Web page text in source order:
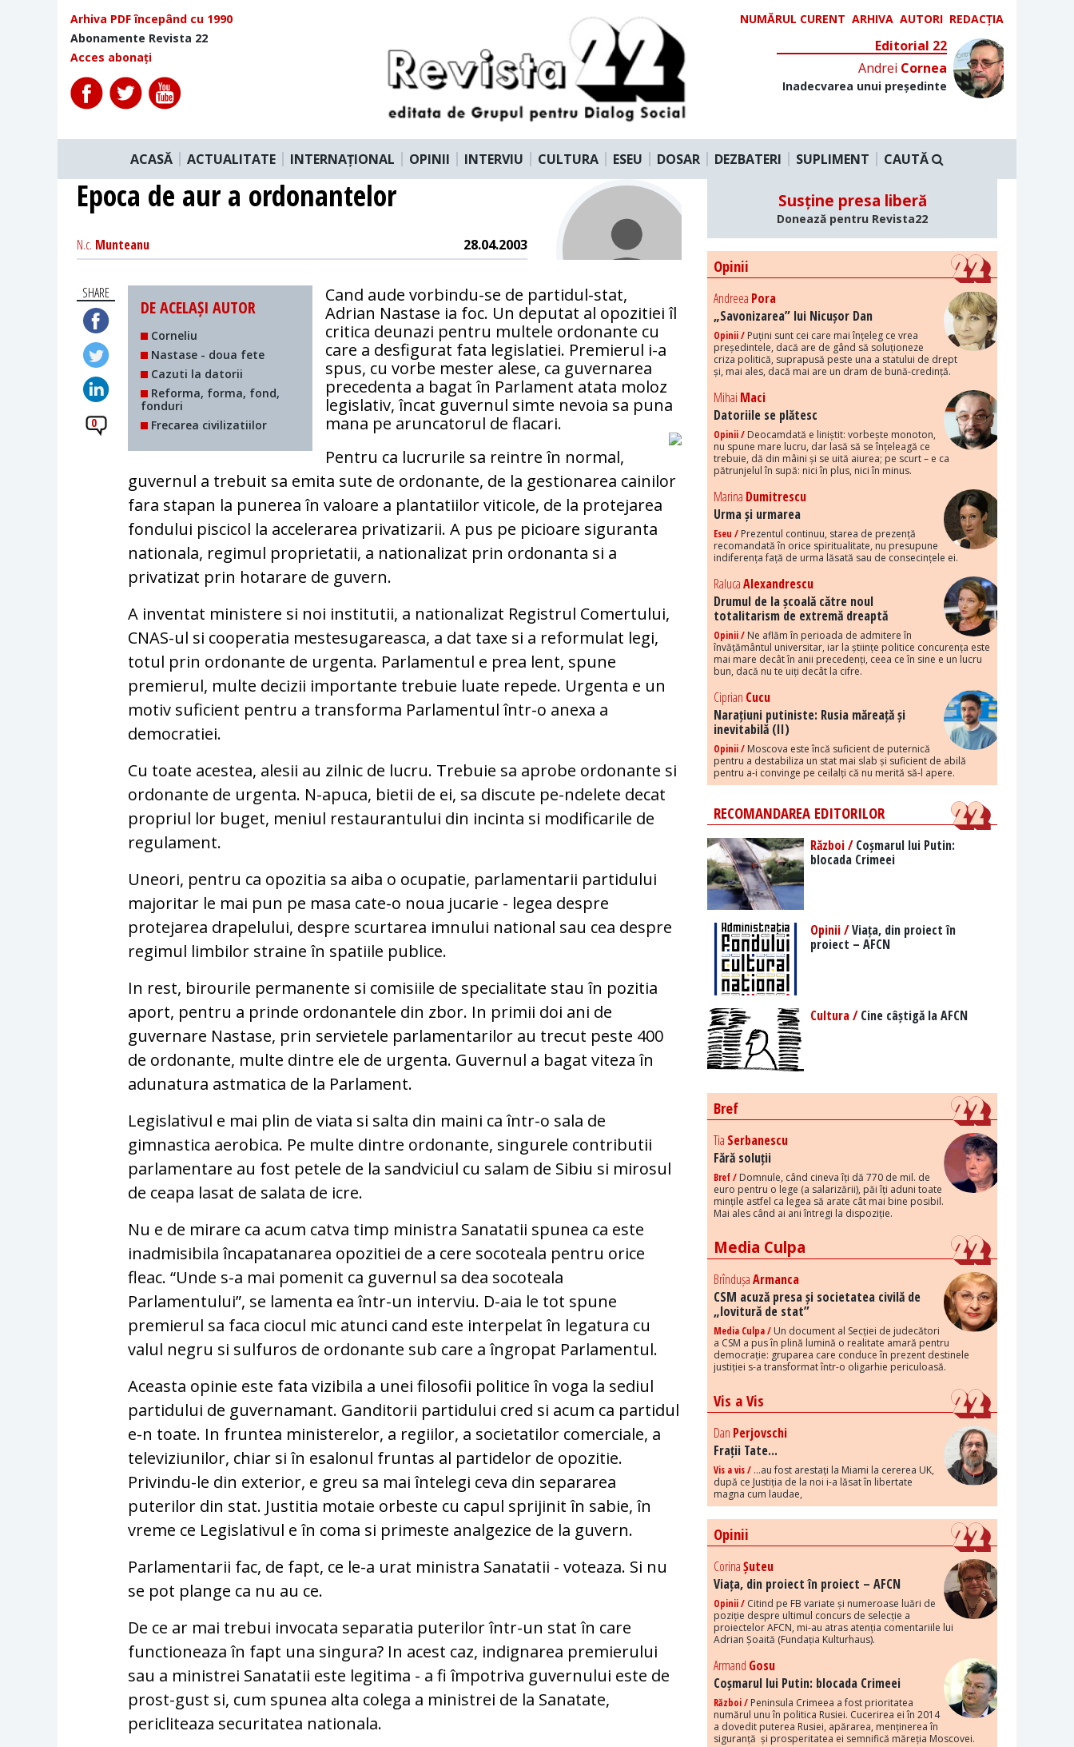
Arhiva PDF începând cu 1990
Abonamente Revista 22
Acces abonați
NUMĂRUL CURENT ARHIVA AUTORI REDACȚIA
Editorial 22
Andrei Cornea
Inadecvarea unui președinte
ACASĂ ACTUALITATE INTERNAȚIONAL OPINII INTERVIU CULTURA ESEU DOSAR DEZBATERI SUPLIMENT CAUTĂ
Epoca de aur a ordonantelor
N.c. Munteanu 28.04.2003
SHARE
0
DE ACELAȘI AUTOR
Corneliu
Nastase - doua fete
Cazuti la datorii
Reforma, forma, fond,
fonduri
Frecarea civilizatiilor
Cand aude vorbindu-se de partidul-stat,
Adrian Nastase ia foc. Un deputat al opozitiei îl
critica deunazi pentru multele ordonante cu
care a desfigurat fata legislatiei. Premierul i-a
spus, cu vorbe mester alese, ca guvernarea
precedenta a bagat în Parlament atata moloz
legislativ, încat guvernul simte nevoia sa puna
mana pe aruncatorul de flacari.
Pentru ca lucrurile sa reintre în normal,
guvernul a trebuit sa emita sute de ordonante, de la gestionarea cainilor
fara stapan la punerea în valoare a plantatiilor viticole, de la protejarea
fondului piscicol la accelerarea privatizarii. A pus pe picioare siguranta
nationala, regimul proprietatii, a nationalizat prin ordonanta si a
privatizat prin hotarare de guvern.
A inventat ministere si noi institutii, a nationalizat Registrul Comertului,
CNAS-ul si cooperatia mestesugareasca, a dat taxe si a reformulat legi,
totul prin ordonante de urgenta. Parlamentul e prea lent, spune
premierul, multe decizii importante trebuie luate repede. Urgenta e un
motiv suficient pentru a transforma Parlamentul într-o anexa a
democratiei.
Cu toate acestea, alesii au zilnic de lucru. Trebuie sa aprobe ordonante si
ordonante de urgenta. N-apuca, bietii de ei, sa discute pe-ndelete decat
propriul lor buget, meniul restaurantului din incinta si modificarile de
regulament.
Uneori, pentru ca opozitia sa aiba o ocupatie, parlamentarii partidului
majoritar le mai pun pe masa cate-o noua jucarie - legea despre
protejarea drapelului, despre scurtarea imnului national sau cea despre
regimul limbilor straine în spatiile publice.
In rest, birourile permanente si comisiile de specialitate stau în pozitia
aport, pentru a prinde ordonantele din zbor. In primii doi ani de
guvernare Nastase, prin servietele parlamentarilor au trecut peste 400
de ordonante, multe dintre ele de urgenta. Guvernul a bagat viteza în
adunatura astmatica de la Parlament.
Legislativul e mai plin de viata si salta din maini ca într-o sala de
gimnastica aerobica. Pe multe dintre ordonante, singurele contributii
parlamentare au fost petele de la sandviciul cu salam de Sibiu si mirosul
de ceapa lasat de salata de icre.
Nu e de mirare ca acum catva timp ministra Sanatatii spunea ca este
inadmisibila încapatanarea opozitiei de a cere socoteala pentru orice
fleac. “Unde s-a mai pomenit ca guvernul sa dea socoteala
Parlamentului”, se lamenta ea într-un interviu. D-aia le tot spune
premierul sa faca ciocul mic atunci cand este interpelat în legatura cu
valul negru si sulfuros de ordonante sub care a îngropat Parlamentul.
Aceasta opinie este fata vizibila a unei filosofii politice în voga la sediul
partidului de guvernamant. Ganditorii partidului cred si acum ca partidul
e-n toate. In fruntea ministerelor, a regiilor, a societatilor comerciale, a
televiziunilor, chiar si în esalonul fruntas al partidelor de opozitie.
Privindu-le din exterior, e greu sa mai întelegi ceva din separarea
puterilor din stat. Justitia motaie orbeste cu capul sprijinit în sabie, în
vreme ce Legislativul e în coma si primeste analgezice de la guvern.
Parlamentarii fac, de fapt, ce le-a urat ministra Sanatatii - voteaza. Si nu
se pot plange ca nu au ce.
De ce ar mai trebui invocata separatia puterilor într-un stat în care
functioneaza în fapt una singura? In acest caz, indignarea premierului
sau a ministrei Sanatatii este legitima - a fi împotriva guvernului este de
prost-gust si, cum spunea alta colega a ministrei de la Sanatate,
pericliteaza securitatea nationala.
Susține presa liberă
Donează pentru Revista22
Opinii
Andreea Pora
„Savonizarea” lui Nicușor Dan
Opinii / Puțini sunt cei care mai înțeleg ce vrea
președintele, dacă are de gând să soluționeze
criza politică, suprapusă peste una a statului de drept
și, mai ales, dacă mai are un dram de bună-credință.
Mihai Maci
Datoriile se plătesc
Opinii / Deocamdată e liniștit: vorbește monoton,
nu spune mare lucru, dar lasă să se înțeleagă ce
trebuie, dă din mâini și se uită aiurea; pe scurt – e ca
pătrunjelul în supă: nici în plus, nici în minus.
Marina Dumitrescu
Urma și urmarea
Eseu / Prezentul continuu, starea de prezență
recomandată în orice spiritualitate, nu presupune
indiferența față de urma lăsată sau de consecințele ei.
RalucaAlexandrescu
Drumul de la școală către noul
totalitarism de extremă dreaptă
Opinii / Ne aflăm în perioada de admitere în
învățământul universitar, iar la științe politice concurența este
mai mare decât în anii precedenți, ceea ce în sine e un lucru
bun, dacă nu te uiți decât la cifre.
Ciprian Cucu
Narațiuni putiniste: Rusia măreață și
inevitabilă (II)
Opinii / Moscova este încă suficient de puternică
pentru a destabiliza un stat mai slab și suficient de abilă
pentru a-i convinge pe ceilalți că nu merită să-l apere.
RECOMANDAREA EDITORILOR
Război /Coșmarul lui Putin:
blocada Crimeei
Opinii /Viața, din proiect în
proiect – AFCN
Cultura /Cine câștigă la AFCN
Bref
Tia Serbanescu
Fără soluții
Bref / Domnule, când cineva îți dă 770 de mil. de
euro pentru o lege (a salarizării), păi îți aduni toate
mințile astfel ca legea să arate cât mai bine posibil.
Mai ales când ai ani întregi la dispoziție.
Media Culpa
BrîndușaArmanca
CSM acuză presa și societatea civilă de
„lovitură de stat”
Media Culpa / Un document al Secției de judecători
a CSM a pus în plină lumină o realitate amară pentru
democrație: gruparea care conduce în prezent destinele
justiției s-a transformat într-o oligarhie periculoasă.
Vis a Vis
Dan Perjovschi
Frații Tate...
Vis a vis / ...au fost arestați la Miami la cererea UK,
după ce Justiția de la noi i-a lăsat în libertate
magna cum laudae,
Opinii
CorinaȘuteu
Viața, din proiect în proiect – AFCN
Opinii / Citind pe FB variate și numeroase luări de
poziție despre ultimul concurs de selecție a
proiectelor AFCN, mi-au atras atenția comentariile lui
Adrian Șoaită (Fundația Kulturhaus).
Armand Gosu
Coșmarul lui Putin: blocada Crimeei
Război / Peninsula Crimeea a fost prioritatea
numărul unu în politica Rusiei. Cucerirea ei în 2014
a dovedit puterea Rusiei, apărarea, menținerea în
siguranță și prosperitatea ei semnifică măreția Moscovei.